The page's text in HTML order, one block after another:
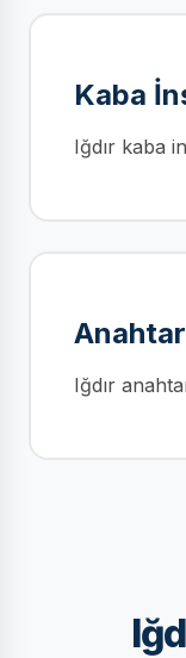
Kaba
Iğdır kaba
Iğdır